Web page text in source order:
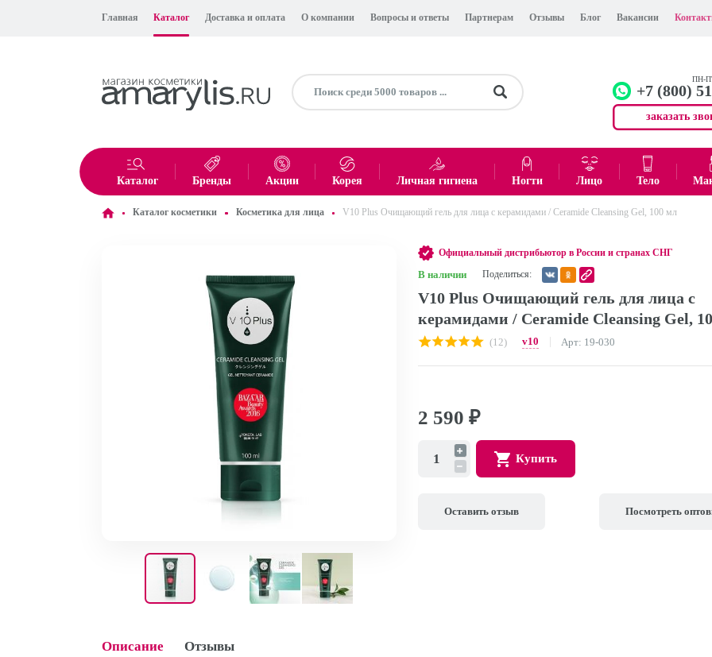
Главная Каталог Доставка и оплата О компании Вопросы и ответы Партнерам Отзывы Блог Вакансии
ПН-
+7 (800)
заказать
Офис +7 (499)
Итого: 0 ₽
Каталог Бренды Акции Корея Личная гигиена Ногти Лицо Тело
Каталог косметики Косметика для лица V10 Plus Очищающий гель для лица с керамидами / Ceramide Cleansing Gel, 100 мл
Официальный дистрибьютор в России и странах СНГ
В наличии Поделиться:
V10 Plus Очищающий гель для лица с
керамидами / Ceramide Cleansing Gel,
(12) v10 Арт: 19-030
2 590 ₽
Купить
Оставить отзыв Посмотреть
Описание Отзывы